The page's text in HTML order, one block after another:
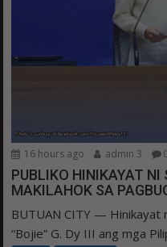
16 hours ago admin 3
PUBLIKO HINIKAYAT NI
MAKILAHOK SA
BUTUAN CITY — Hinikayat
“Bojie” G. Dy III ang mga